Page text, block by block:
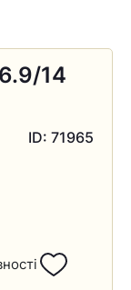
14
ID: 71965